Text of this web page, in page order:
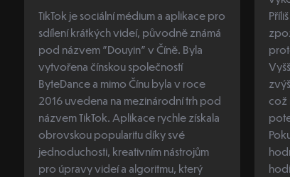
TikTok je sociální médium a aplikace pro
sdílení krátkých videí, původně známá
pod názvem "Douyin" v Číně. Byla
vytvořena čínskou společností
ByteDance a mimo Čínu byla v roce
2016 uvedena na mezinárodní trh pod
názvem TikTok. Aplikace rychle získala
obrovskou popularitu díky své
jednoduchosti, kreativním nástrojům
pro úpravy videí a algoritmu, který
což